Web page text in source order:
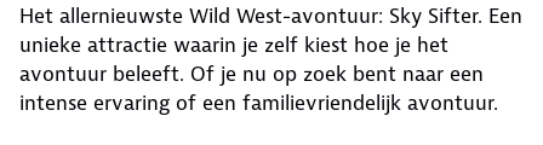
Het allernieuwste Wild West-avontuur: Sky Sifter. Een
unieke attractie waarin je zelf kiest hoe je het
avontuur beleeft. Of je nu op zoek bent naar een
intense ervaring of een familievriendelijk avontuur.